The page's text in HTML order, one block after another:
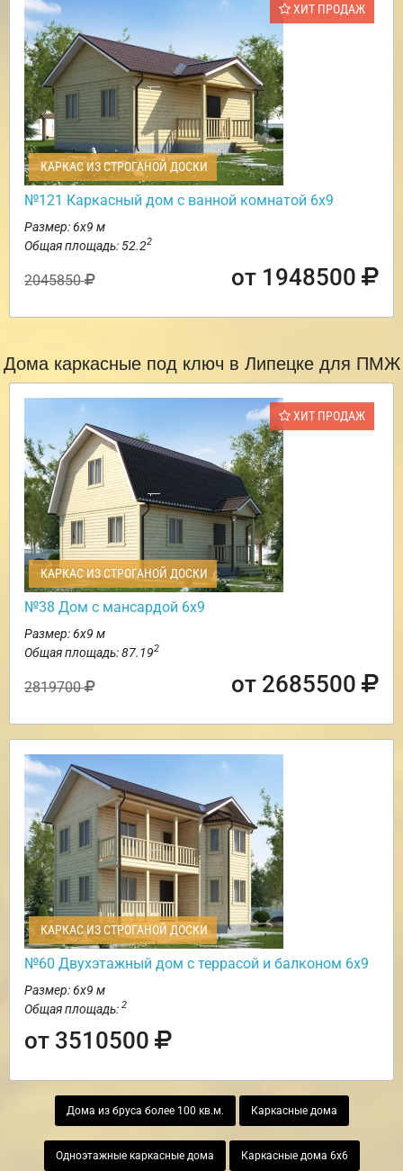
ХИТ ПРОДАЖ
КАРКАС ИЗ СТРОГАНОЙ ДОСКИ
№121 Каркасный дом с ванной комнатой 6х9
Размер: 6х9 м
Общая площадь: 52.22
2045850 от 1948500
Дома каркасные под ключ в Липецке для ПМЖ
ХИТ ПРОДАЖ
КАРКАС ИЗ СТРОГАНОЙ ДОСКИ
№38 Дом с мансардой 6х9
Размер: 6х9 м
Общая площадь: 87.192
2819700 от 2685500
КАРКАС ИЗ СТРОГАНОЙ ДОСКИ
№60 Двухэтажный дом с террасой и балконом 6х9
Размер: 6х9 м
Общая площадь: 2
от 3510500
Дома из бруса более 100 кв.м. Каркасные дома
Одноэтажные каркасные дома Каркасные дома 6х6